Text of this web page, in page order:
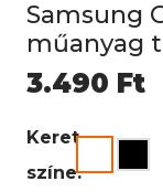
Samsung
műanyag
3.490 Ft
Keret
színe: